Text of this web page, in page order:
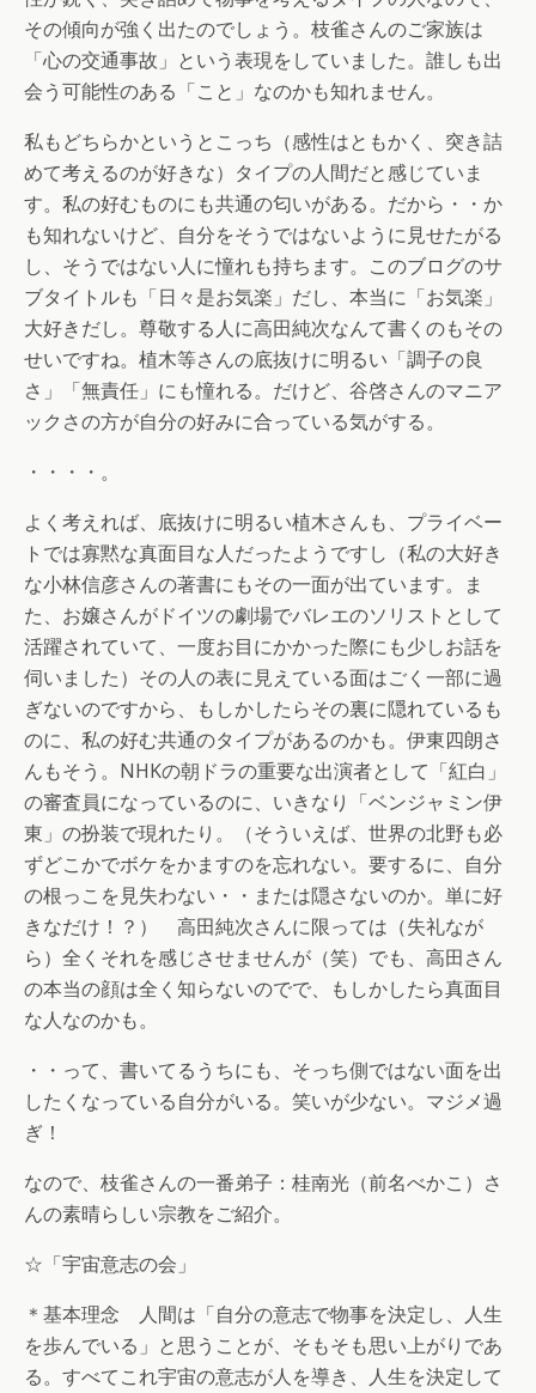
その傾向が強く出たのでしょう。枝雀さんのご家族は
「心の交通事故」という表現をしていました。誰しも出
会う可能性のある「こと」なのかも知れません。
私もどちらかというとこっち（感性はともかく、突き詰
めて考えるのが好きな）タイプの人間だと感じていま
す。私の好むものにも共通の匂いがある。だから・・か
も知れないけど、自分をそうではないように見せたがる
し、そうではない人に憧れも持ちます。このブログのサ
ブタイトルも「日々是お気楽」だし、本当に「お気楽」
大好きだし。尊敬する人に高田純次なんて書くのもその
せいですね。植木等さんの底抜けに明るい「調子の良
さ」「無責任」にも憧れる。だけど、谷啓さんのマニア
ックさの方が自分の好みに合っている気がする。
・・・・。
よく考えれば、底抜けに明るい植木さんも、プライベー
トでは寡黙な真面目な人だったようですし（私の大好き
な小林信彦さんの著書にもその一面が出ています。ま
た、お嬢さんがドイツの劇場でバレエのソリストとして
活躍されていて、一度お目にかかった際にも少しお話を
伺いました）その人の表に見えている面はごく一部に過
ぎないのですから、もしかしたらその裏に隠れているも
のに、私の好む共通のタイプがあるのかも。伊東四朗さ
んもそう。NHKの朝ドラの重要な出演者として「紅白」
の審査員になっているのに、いきなり「ベンジャミン伊
東」の扮装で現れたり。（そういえば、世界の北野も必
ずどこかでボケをかますのを忘れない。要するに、自分
の根っこを見失わない・・または隠さないのか。単に好
きなだけ！？） 高田純次さんに限っては（失礼なが
ら）全くそれを感じさせませんが（笑）でも、高田さん
の本当の顔は全く知らないのでで、もしかしたら真面目
な人なのかも。
・・って、書いてるうちにも、そっち側ではない面を出
したくなっている自分がいる。笑いが少ない。マジメ過
ぎ！
なので、枝雀さんの一番弟子：桂南光（前名べかこ）さ
んの素晴らしい宗教をご紹介。
☆「宇宙意志の会」
＊基本理念 人間は「自分の意志で物事を決定し、人生
を歩んでいる」と思うことが、そもそも思い上がりであ
る。すべてこれ宇宙の意志が人を導き、人生を決定して